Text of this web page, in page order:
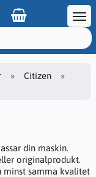
Citizen
din maskin.
originalprodukt.
samma kvalitet